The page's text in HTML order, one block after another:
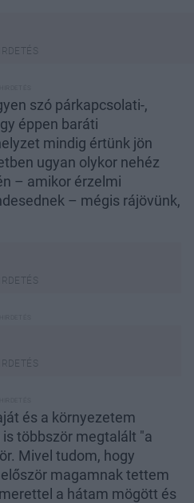
szó párkapcsolati-,
éppen baráti
mindig értünk jön
ugyan olykor nehéz
– amikor érzelmi
– mégis rájövünk,
és a környezetem
többször megtalált "a
Mivel tudom, hogy
magamnak tettem
a hátam mögött és